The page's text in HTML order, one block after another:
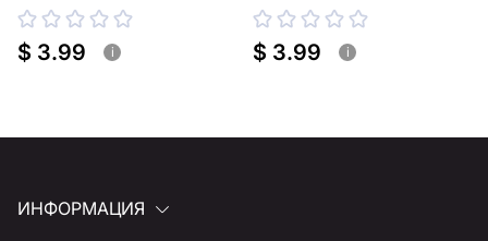
резки
$ 3.99 i
плазменной резки
$ 3.99 i
ИНФОРМАЦИЯ